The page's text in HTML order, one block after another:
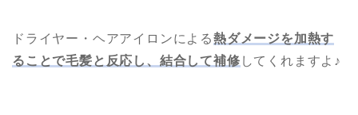
ドライヤー・ヘアアイロンによる熱ダメージを加熱す
ることで毛髪と反応し、結合して補修 してくれますよ♪